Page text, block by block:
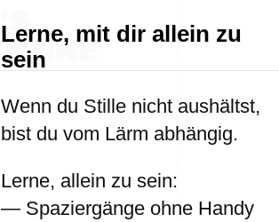
Lerne, mit dir allein zu
sein
Wenn du Stille nicht aushältst,
bist du vom Lärm abhängig.
Lerne, allein zu sein:
— Spaziergänge ohne Handy